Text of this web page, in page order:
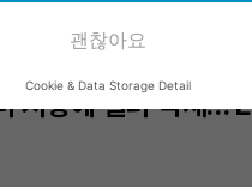
저항에 밀려 약세…
괜찮아요
Cookie & Data Storage Detail